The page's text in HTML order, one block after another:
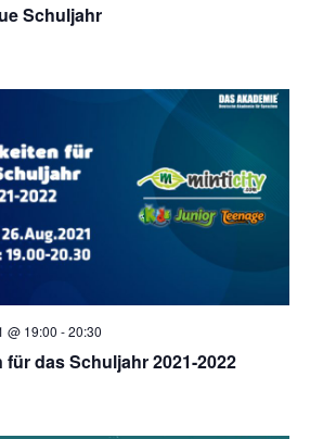
Schuljahr
@ 19:00 -20:30
für das Schuljahr 2021-2022